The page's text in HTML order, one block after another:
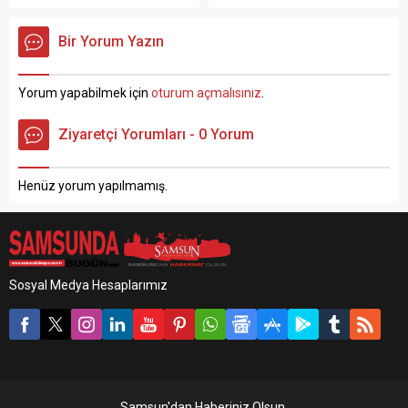
bulunan bir inşaatta
meydana geldi. Edinilen
işçisi Murat Baltaoğlu (45),
çalıştığı inşaatın 3. katındaki
iskeleden düştü. Ağır
yaralanan Baltaoğlu
sonra ilk müdahalesinin
ardından Samsun...
yığılıp kaldı. Özel bir
rağmen kurtarılamayarak
Bir Yorum Yazın
Yorum yapabilmek için oturum açmalısınız
Ziyaretçi Yorumları - 0 Yorum
Henüz yorum yapılmamış.
Sosyal Medya Hesaplarımız